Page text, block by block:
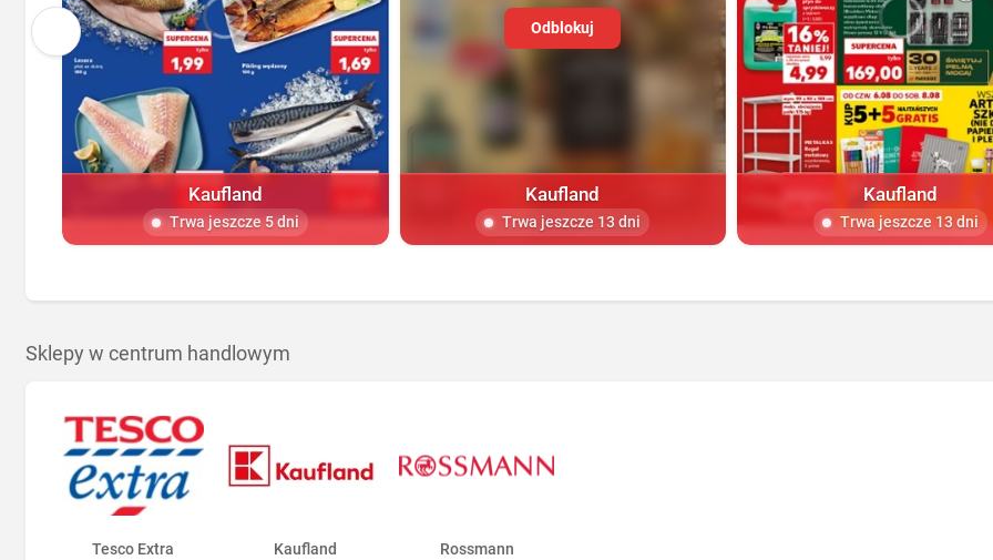
Kaufland
Trwa jeszcze 5 dni
Odblokuj
Kaufland
Trwa jeszcze 13 dni
Kaufland
Trwa jeszcze 13 dni
Sklepy w centrum handlowym
Tesco Extra Kaufland Rossmann